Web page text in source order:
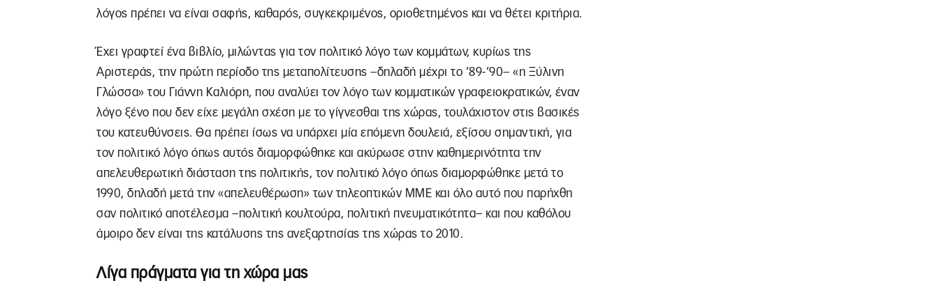
λόγος πρέπει να είναι σαφής, καθαρός, συγκεκριμένος, οριοθετημένος και να θέτει κριτήρια.
Έχει γραφτεί ένα βιβλίο, μιλώντας για τον πολιτικό λόγο των κομμάτων, κυρίως της
Αριστεράς, την πρώτη περίοδο της μεταπολίτευσης –δηλαδή μέχρι το ’89-’90– «η Ξύλινη
Γλώσσα» του Γιάννη Καλιόρη, που αναλύει τον λόγο των κομματικών γραφειοκρατικών, έναν
λόγο ξένο που δεν είχε μεγάλη σχέση με το γίγνεσθαι της χώρας, τουλάχιστον στις βασικές
του κατευθύνσεις. Θα πρέπει ίσως να υπάρχει μία επόμενη δουλειά, εξίσου σημαντική, για
τον πολιτικό λόγο όπως αυτός διαμορφώθηκε και ακύρωσε στην καθημερινότητα την
απελευθερωτική διάσταση της πολιτικής, τον πολιτικό λόγο όπως διαμορφώθηκε μετά το
1990, δηλαδή μετά την «απελευθέρωση» των τηλεοπτικών ΜΜΕ και όλο αυτό που παρήχθη
σαν πολιτικό αποτέλεσμα –πολιτική κουλτούρα, πολιτική πνευματικότητα– και που καθόλου
άμοιρο δεν είναι της κατάλυσης της ανεξαρτησίας της χώρας το 2010.
Λίγα πράγματα για τη χώρα μας